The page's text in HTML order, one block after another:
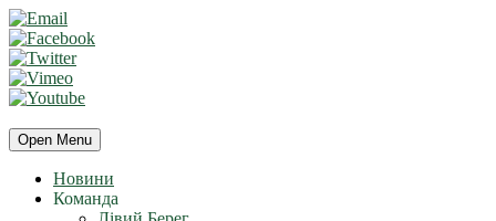
Open Menu
Новини
Команда